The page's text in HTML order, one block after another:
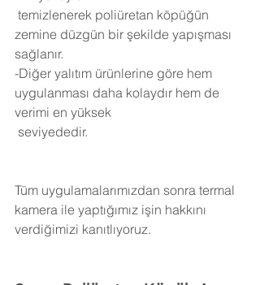
zemine düzgün bir şekilde yapışması
sağlanır.
-Diğer yalıtım ürünlerine göre hem
uygulanması daha kolaydır hem de
verimi en yüksek
seviyededir.
Tüm uygulamalarımızdan sonra termal
kamera ile yaptığımız işin hakkını
verdiğimizi kanıtlıyoruz.